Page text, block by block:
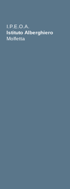
I.P.E.O.A.
Istituto Alberghiero
Molfetta